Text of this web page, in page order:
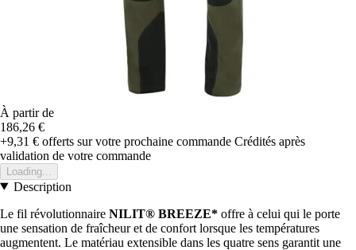
À partir de
186,26 €
+9,31 € offerts sur votre prochaine commande Crédités après
validation de votre commande
Loading...
Description
Le fil révolutionnaire NILIT® BREEZE* offre à celui qui le porte
une sensation de fraîcheur et de confort lorsque les températures
augmentent. Le matériau extensible dans les quatre sens garantit une